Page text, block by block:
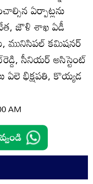
ఏర్పాట్లను
జౌళి శాఖ ఏడీ
మునిసిపల్‌ కమిషనర్‌
సీనియర్‌ అసిస్టెంట్‌
భిక్షపతి, కొయ్యడ
AM